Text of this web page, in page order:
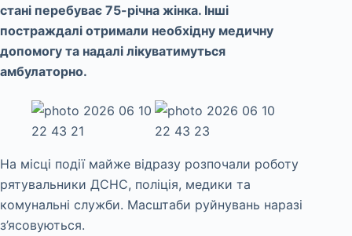
стані перебуває 75-річна жінка. Інші
постраждалі отримали необхідну медичну
допомогу та надалі лікуватимуться
амбулаторно.
На місці події майже відразу розпочали роботу
рятувальники ДСНС, поліція, медики та
комунальні служби. Масштаби руйнувань наразі
з’ясовуються.